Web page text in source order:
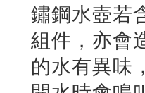
鏽鋼水壺若
組件，亦會
的水有異味